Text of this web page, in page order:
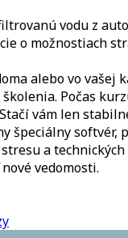
vodu z
o možnostiach
alebo vo vašej
Počas
vám len
špeciálny
a
vedomosti.